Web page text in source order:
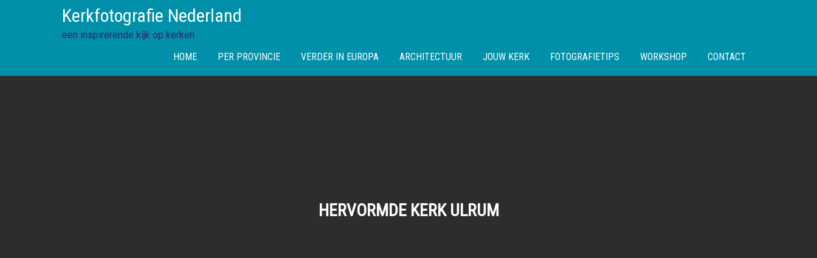
Kerkfotografie Nederland
een inspirerende kijk op kerken
HOME
PER PROVINCIE VERDER IN EUROPA ARCHITECTUUR JOUW KERK FOTOGRAFIETIPS WORKSHOP CONTACT
HERVORMDE KERK ULRUM